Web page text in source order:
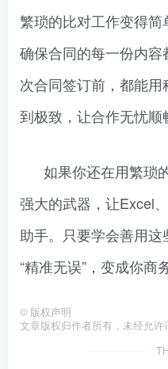
繁琐的比对工作变得简
确保合同的每一份内
次合同签订前，都能
到极致，让合作无忧顺
如果你还在用繁琐
强大的武器，让Excel
助手。只要学会善用
“精准无误”，变成你商
© 版权声明
文章版权归作者所有，未经允许